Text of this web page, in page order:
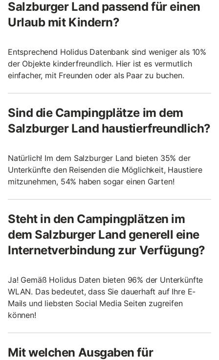
Salzburger Land passend für einen
Urlaub mit Kindern?
Entsprechend Holidus Datenbank sind weniger als 10%
der Objekte kinderfreundlich. Hier ist es vermutlich
einfacher, mit Freunden oder als Paar zu buchen.
Sind die Campingplätze im dem
Salzburger Land haustierfreundlich?
Natürlich! Im dem Salzburger Land bieten 35% der
Unterkünfte den Reisenden die Möglichkeit, Haustiere
mitzunehmen, 54% haben sogar einen Garten!
Steht in den Campingplätzen im
dem Salzburger Land generell eine
Internetverbindung zur Verfügung?
Ja! Gemäß Holidus Daten bieten 96% der Unterkünfte
WLAN. Das bedeutet, dass Sie dauerhaft auf Ihre E-
Mails und liebsten Social Media Seiten zugreifen
können!
Mit welchen Ausgaben für